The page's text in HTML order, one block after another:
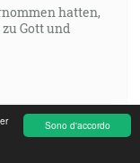
Sono d'accordo
hatten,
Gott und
hatten,